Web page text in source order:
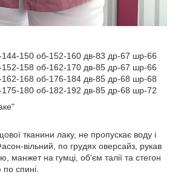
150 об-152-160 дв-83 др-67 шр-66
158 об-162-170 дв-85 др-67 шр-66
168 об-176-184 дв-85 др-68 шр-68
180 об-182-192 дв-85 др-68 шр-72
тканини лаку, не пропускає воду і
вільний, по грудях оверсайз, рукав
манжет на гумці, об'єм талії та стегон
по спині.